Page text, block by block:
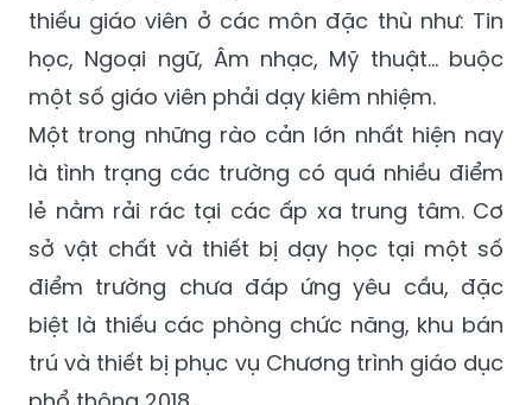
thiếu giáo viên ở các môn đặc thù như: Tin
học, Ngoại ngữ, Âm nhạc, Mỹ thuật... buộc
một số giáo viên phải dạy kiêm nhiệm.
Một trong những rào cản lớn nhất hiện nay
là tình trạng các trường có quá nhiều điểm
lẻ nằm rải rác tại các ấp xa trung tâm. Cơ
sở vật chất và thiết bị dạy học tại một số
điểm trường chưa đáp ứng yêu cầu, đặc
biệt là thiếu các phòng chức năng, khu bán
trú và thiết bị phục vụ Chương trình giáo dục